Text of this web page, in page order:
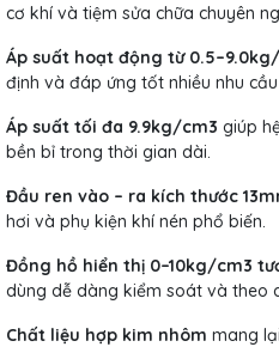
cơ khí và tiệm sửa chữa chuyên
Áp suất hoạt động từ
định và đáp ứng tốt nhiều nhu
Áp suất tối đa 9.9kg/cm3 giúp
bền bỉ trong thời gian dài.
Đầu ren vào – ra kích thước
hơi và phụ kiện khí nén phổ biến.
Đồng hồ hiển thị 0–10kg/cm3
dùng dễ dàng kiểm soát và theo
Chất liệu hợp kim nhôm mang